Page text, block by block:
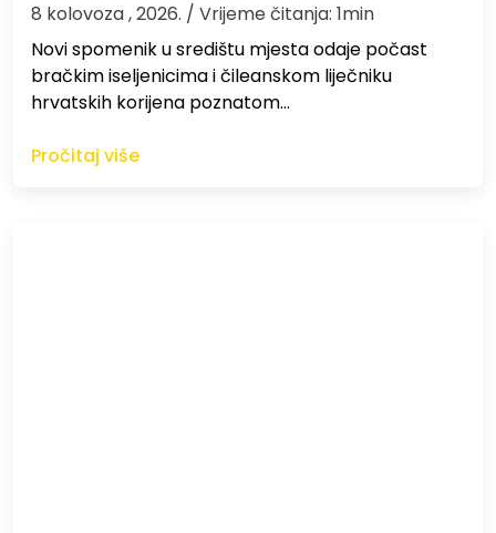
8 kolovoza , 2026. / Vrijeme čitanja: 1min
Novi spomenik u središtu mjesta odaje počast
bračkim iseljenicima i čileanskom liječniku
hrvatskih korijena poznatom…
Pročitaj više